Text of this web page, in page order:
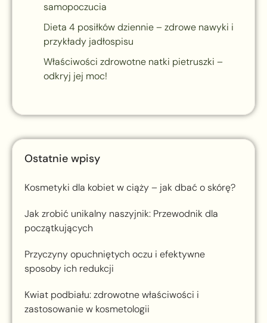
samopoczucia
Dieta 4 posiłków dziennie – zdrowe nawyki i
przykłady jadłospisu
Właściwości zdrowotne natki pietruszki –
odkryj jej moc!
Ostatnie wpisy
Kosmetyki dla kobiet w ciąży – jak dbać o skórę?
Jak zrobić unikalny naszyjnik: Przewodnik dla
początkujących
Przyczyny opuchniętych oczu i efektywne
sposoby ich redukcji
Kwiat podbiału: zdrowotne właściwości i
zastosowanie w kosmetologii